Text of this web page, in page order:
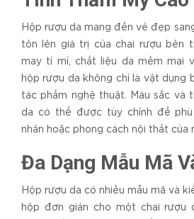
Hộp rượu da mang đến vẻ đẹp
tôn lên giá trị của chai rượu bên
may tỉ mỉ, chất liệu da mềm mại
hộp rượu da không chỉ là vật dụng
tác phẩm nghệ thuật. Màu sắc và
da có thể được tùy chỉnh để
nhân hoặc phong cách nội thất của
Đa Dạng Mẫu Mã
Hộp rượu da có nhiều mẫu mã và
hộp đơn giản cho một chai rượu